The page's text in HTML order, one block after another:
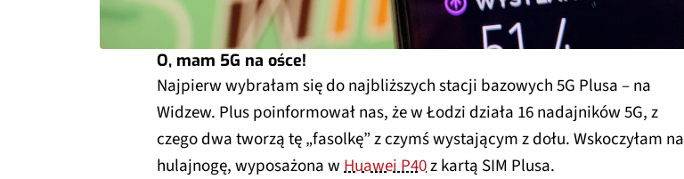
O, mam 5G na ośce!
Najpierw wybrałam się do najbliższych stacji bazowych 5G Plusa – na
Widzew. Plus poinformował nas, że w Łodzi działa 16 nadajników 5G, z
czego dwa tworzą tę „fasolkę” z czymś wystającym z dołu. Wskoczyłam na
hulajnogę, wyposażona wHuawei P40z kartą SIM Plusa.